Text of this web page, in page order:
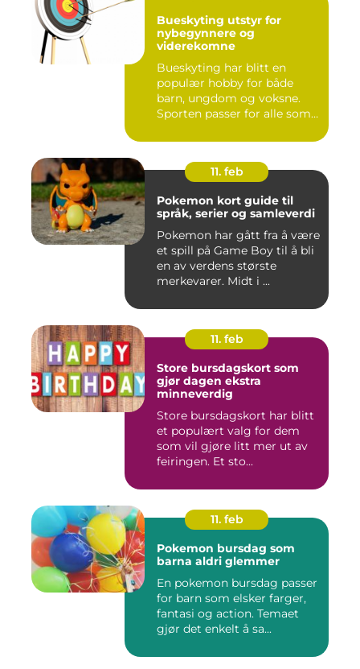
Bueskyting utstyr for
nybegynnere og
viderekomne
Bueskyting har blitt en
populær hobby for både
barn, ungdom og voksne.
Sporten passer for alle som
11. feb
Pokemon kort guide til
språk, serier og samleverdi
Pokemon har gått fra å være
et spill på Game Boy til å bli
en av verdens største
merkevarer. Midt i ...
11. feb
Store bursdagskort som
gjør dagen ekstra
minneverdig
Store bursdagskort har blitt
et populært valg for dem
som vil gjøre litt mer ut av
feiringen. Et sto...
11. feb
Pokemon bursdag som
barna aldri glemmer
En pokemon bursdag passer
for barn som elsker farger,
fantasi og action. Temaet
gjør det enkelt å sa...